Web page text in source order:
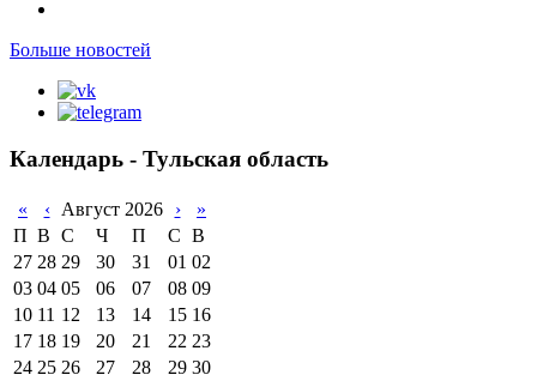
Больше новостей
Календарь - Тульская область
« ‹ Август 2026 ›
»
П В С Ч П С В
27 28 29 30 31 01 02
03 04 05 06 07 08 09
10 11 12 13 14 15 16
17 18 19 20 21 22 23
24 25 26 27 28 29 30